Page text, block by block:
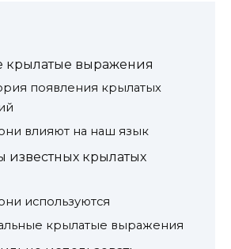
крылатые выражения
появления крылатых
влияют на наш язык
крылатых
используются
крылатые выражения